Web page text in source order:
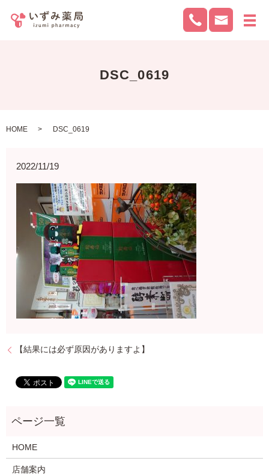
メ
DSC_0619
HOME DSC_0619
2022/11/19
【結果には必ず原因がありますよ】
HOME
店舗案内